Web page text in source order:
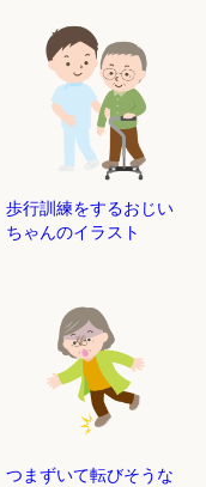
歩行訓練をするおじい
ちゃんのイラスト
つまずいて転びそうな